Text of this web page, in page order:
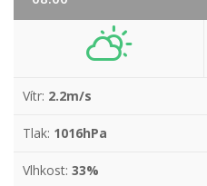
Vítr: 2.2m/s
Tlak: 1016hPa
Vlhkost: 33%